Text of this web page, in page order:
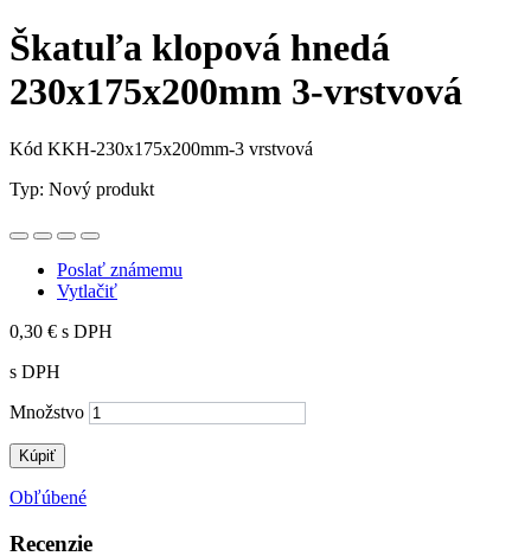
Škatuľa klopová hnedá
230x175x200mm 3-vrstvová
Kód KKH-230x175x200mm-3 vrstvová
Typ: Nový produkt
Poslať známemu
Vytlačiť
0,30 € s DPH
s DPH
Množstvo
Kúpiť
Obľúbené
Recenzie